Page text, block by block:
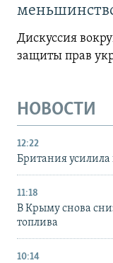
Дискуссия
защиты прав
НОВОСТИ
12:22
Британия
11:18
В Крыму снова
топлива
10:14